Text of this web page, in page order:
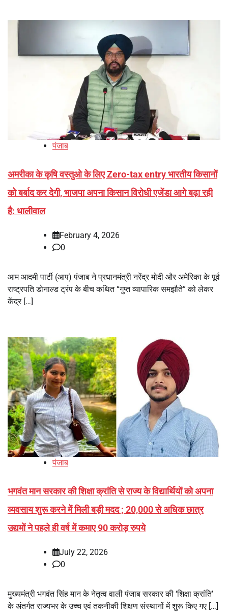
पंजाब
अमरीका के कृषि वस्तुओ के लिए Zero-tax entry भारतीय किसानों
को बर्बाद कर देगी, भाजपा अपना किसान विरोधी एजेंडा आगे बढ़ा रही
है: धालीवाल
February 4, 2026
0
आम आदमी पार्टी (आप) पंजाब ने प्रधानमंत्री नरेंद्र मोदी और अमेरिका के पूर्व
राष्ट्रपति डोनाल्ड ट्रंप के बीच कथित “गुप्त व्यापारिक समझौते” को लेकर
केंद्र […]
पंजाब
भगवंत मान सरकार की शिक्षा क्रांति से राज्य के विद्यार्थियों को अपना
व्यवसाय शुरू करने में मिली बड़ी मदद ; 20,000 से अधिक छात्र
उद्यमों ने पहले ही वर्ष में कमाए 90 करोड़ रुपये
July 22, 2026
0
मुख्यमंत्री भगवंत सिंह मान के नेतृत्व वाली पंजाब सरकार की ‘शिक्षा क्रांति’
के अंतर्गत राज्यभर के उच्च एवं तकनीकी शिक्षण संस्थानों में शुरू किए गए […]